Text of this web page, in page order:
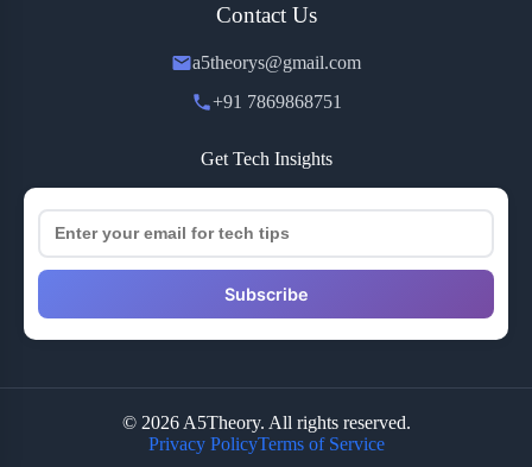
Contact Us
a5theorys@gmail.com
+91 7869868751
Get Tech Insights
Subscribe
© 2026 A5Theory. All rights reserved.
Privacy PolicyTerms of Service